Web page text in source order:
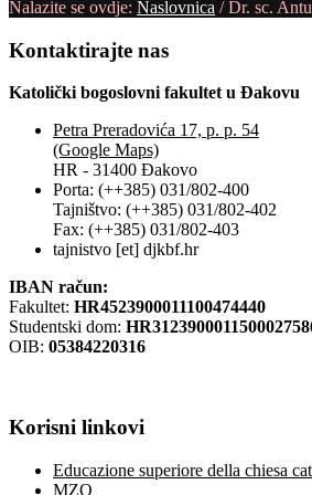
Nalazite se ovdje: Naslovnica /Dr. sc.
Kontaktirajte nas
Katolički bogoslovni fakultet u Đakovu
Petra Preradovića 17, p. p. 54
(Google Maps)
HR - 31400 Đakovo
Porta: (++385) 031/802-400
Tajništvo: (++385) 031/802-402
Fax: (++385) 031/802-403
tajnistvo [et] djkbf.hr
IBAN račun:
Fakultet: HR4523900011100474440
Studentski dom:
OIB: 05384220316
Korisni linkovi
Educazione superiore della chiesa
MZO